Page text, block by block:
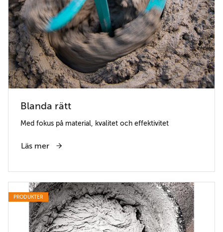
Blanda rätt
Med fokus på material, kvalitet och effektivitet
Läs mer
PRODUKTER